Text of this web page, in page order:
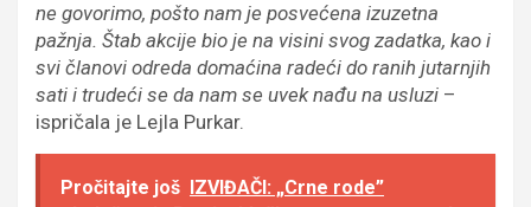
ne govorimo, pošto nam je posvećena izuzetna
pažnja. Štab akcije bio je na visini svog zadatka, kao i
svi članovi odreda domaćina radeći do ranih jutarnjih
sati i trudeći se da nam se uvek nađu na usluzi –
ispričala je Lejla Purkar.
Pročitajte još IZVIĐAČI: „Crne rode”